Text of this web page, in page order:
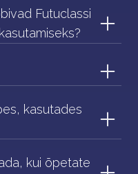
Futuclassi
kasutades
kui õpetate